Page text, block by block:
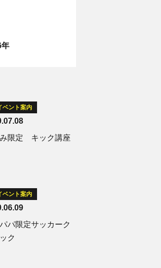
年
ベント案内
限定 キック講座
ベント案内
パ限定サッカーク
ク